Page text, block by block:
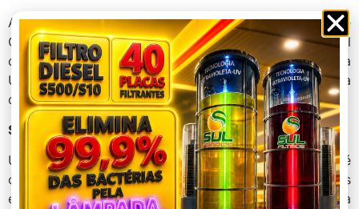
A coletiva de imprensa contou ainda com a presença de
Claudia Lara, subsecretária de Articulação Educacional
da SEE/MG; Jonatas Gonçalves Rêgo, presidente da
Undime/MG; e Rosana Junqueira Neves, coordenadora
da comissão do Calendário Escolar.
Sábados letivos voltados às famílias
Uma das principais inovações do calendário de 2026 é
o novo uso dos sábados letivos. Nessas datas, as
escolas irão promover atividades voltadas à